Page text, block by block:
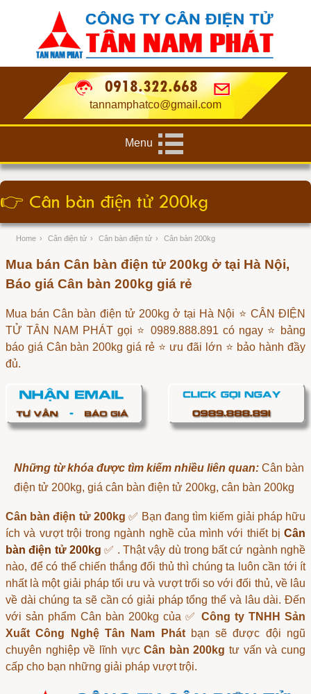
0918.322.668
tannamphatco@gmail.com
Menu
👉 Cân bàn điện tử 200kg
Home › Cân điện tử › Cân bàn điện tử › Cân bàn 200kg
Mua bán Cân bàn điện tử 200kg ở tại Hà Nội,
Báo giá Cân bàn 200kg giá rẻ
Mua bán Cân bàn điện tử 200kg ở tại Hà Nội ⭐ CÂN ĐIỆN
TỬ TÂN NAM PHÁT gọi ⭐ 0989.888.891 có ngay ⭐ bảng
báo giá Cân bàn 200kg giá rẻ ⭐ ưu đãi lớn ⭐ bảo hành đầy
đủ.
Những từ khóa được tìm kiếm nhiều liên quan: Cân bàn
điện tử 200kg, giá cân bàn điện tử 200kg, cân bàn 200kg
Cân bàn điện tử 200kg ✅ Bạn đang tìm kiếm giải pháp hữu
ích và vượt trội trong ngành nghề của mình với thiết bị Cân
bàn điện tử 200kg ✅ . Thật vậy dù trong bất cứ ngành nghề
nào, để có thể chiến thắng đối thủ thì chúng ta luôn cần tới ít
nhất là một giải pháp tối ưu và vượt trối so với đối thủ, về lâu
về dài chúng ta sẽ cần có giải pháp tổng thể và lâu dài. Đến
với sản phẩm Cân bàn 200kg của ✅ Công ty TNHH Sản
Xuất Công Nghệ Tân Nam Phátbạn sẽ được đội ngũ
chuyên nghiệp về lĩnh vựcCân bàn 200kg tư vấn và cung
cấp cho bạn những giải pháp vượt trội.